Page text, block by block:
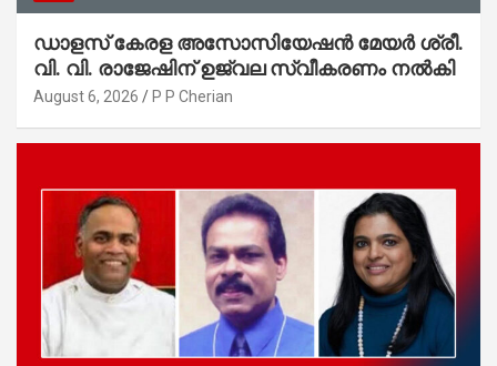
ഡാളസ് കേരള അസോസിയേഷൻ മേയർ ശ്രീ.
വി. വി. രാജേഷിന് ഉജ്വല സ്വീകരണം നൽകി
August 6, 2026 P P Cherian